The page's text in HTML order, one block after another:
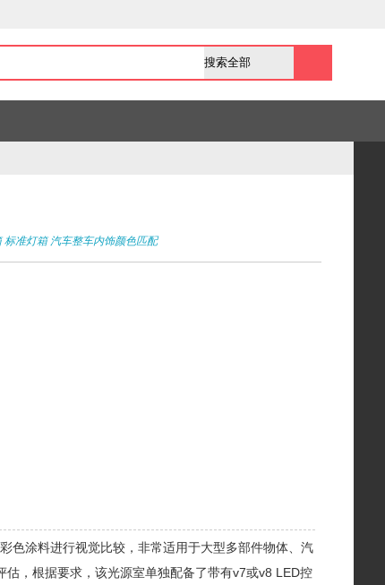
标准灯箱 汽车整车内饰颜色匹配
色涂料进行视觉比较，非常适用于大型多部件物体、汽
，根据要求，该光源室单独配备了带有v7或v8 LED控